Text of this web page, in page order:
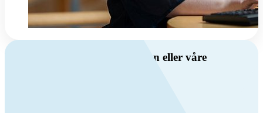
Har du spørsmål om ventilasjon eller våre